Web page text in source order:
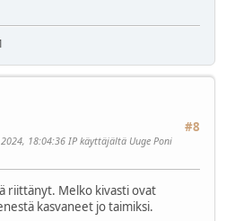
#8
18:04:36 IP käyttäjältä Uuge Poni
riittänyt. Melko kivasti ovat
kasvaneet jo taimiksi.